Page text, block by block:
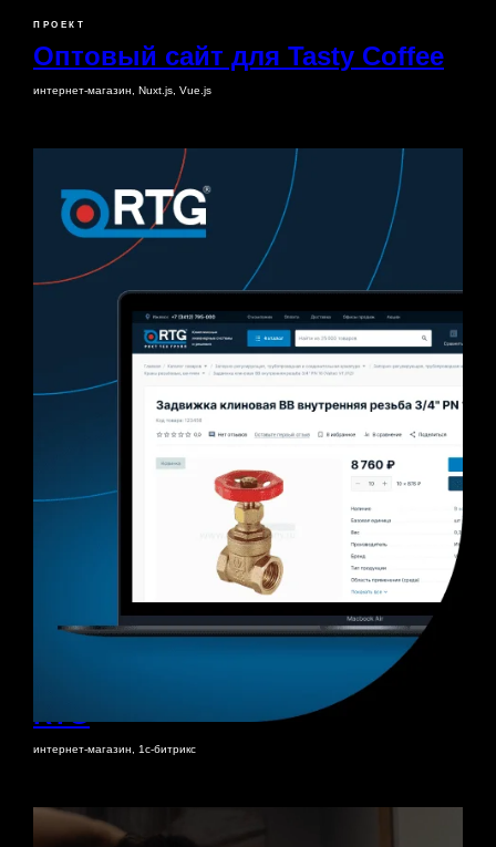
ПРОЕКТ
Оптовый сайт для Tasty Coffee
интернет-магазин, Nuxt.js, Vue.js
Новый дизайн и развитие сайта
RTG
интернет-магазин, 1с-битрикс